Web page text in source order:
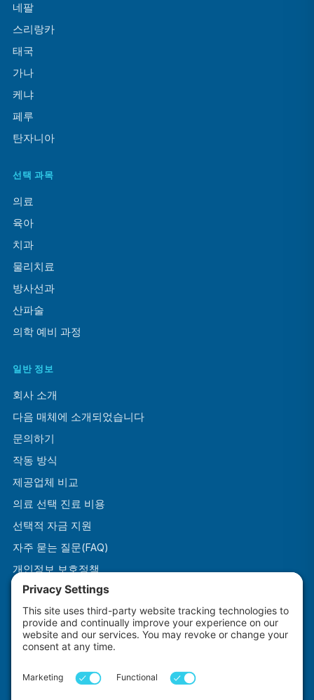
네팔
스리랑카
태국
가나
케냐
페루
탄자니아
선택 과목
의료
육아
치과
물리치료
방사선과
산파술
의학 예비 과정
일반 정보
회사 소개
다음 매체에 소개되었습니다
문의하기
작동 방식
제공업체 비교
의료 선택 진료 비용
선택적 자금 지원
자주 묻는 질문(FAQ)
개인정보 보호정책
이용약관
쿠키 정책